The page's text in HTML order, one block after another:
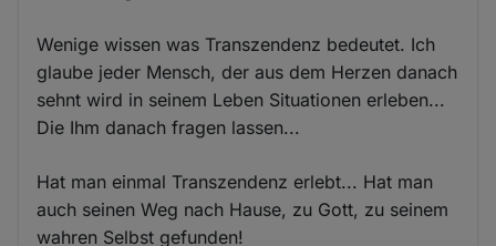
Wenige wissen was Transzendenz bedeutet. Ich
glaube jeder Mensch, der aus dem Herzen danach
sehnt wird in seinem Leben Situationen erleben...
Die Ihm danach fragen lassen...
Hat man einmal Transzendenz erlebt... Hat man
auch seinen Weg nach Hause, zu Gott, zu seinem
wahren Selbst gefunden!